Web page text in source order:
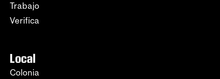
Trabajo
Verifica
Local
Colonia